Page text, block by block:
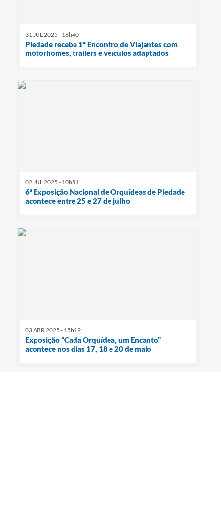
31 JUL 2025 - 16h40
Piedade recebe 1º Encontro de Viajantes com
motorhomes, trailers e veículos adaptados
02 JUL 2025 - 10h51
6ª Exposição Nacional de Orquídeas de Piedade
acontece entre 25 e 27 de julho
03 ABR 2025 - 15h19
Exposição “Cada Orquídea, um Encanto”
acontece nos dias 17, 18 e 20 de maio